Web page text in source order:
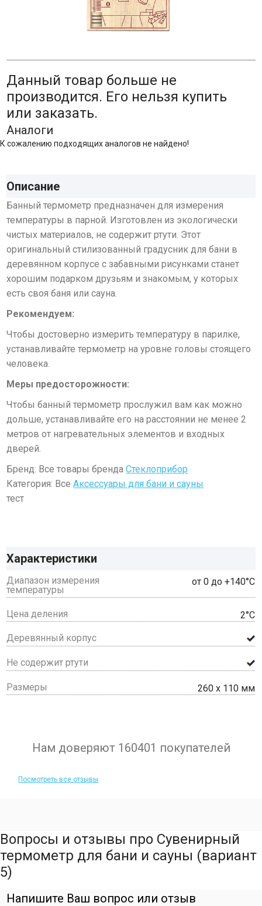
Данный товар больше не
производится. Его нельзя купить
или заказать.
Аналоги
К сожалению подходящих аналогов не найдено!
Описание
Банный термометр предназначен для измерения
температуры в парной. Изготовлен из экологически
чистых материалов, не содержит ртути. Этот
оригинальный стилизованный градусник для бани в
деревянном корпусе с забавными рисунками станет
хорошим подарком друзьям и знакомым, у которых
есть своя баня или сауна.
Рекомендуем:
Чтобы достоверно измерить температуру в парилке,
устанавливайте термометр на уровне головы стоящего
человека.
Меры предосторожности:
Чтобы банный термометр прослужил вам как можно
дольше, устанавливайте его на расстоянии не менее 2
метров от нагревательных элементов и входных
дверей.
Бренд: Все товары брендаСтеклоприбор
Категория: ВсеАксессуары для бани и сауны
тест
Характеристики
Диапазон измерения
температуры
от 0 до +140°С
Цена деления 2°С
Деревянный корпус
Не содержит ртути
Размеры 260 х 110 мм
Нам доверяют 160401 покупателей
Посмотреть все отзывы
Вопросы и отзывы про Сувенирный
термометр для бани и сауны (вариант
5)
Напишите Ваш вопрос или отзыв